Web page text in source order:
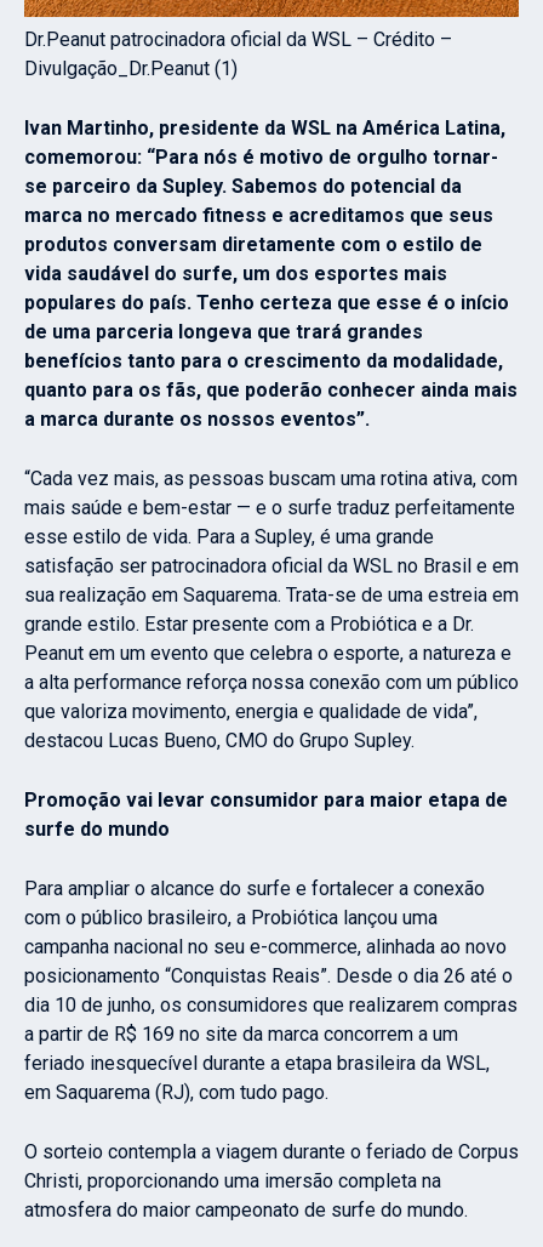
Dr.Peanut patrocinadora oficial da WSL – Crédito –
Divulgação_Dr.Peanut (1)
Ivan Martinho, presidente da WSL na América Latina,
comemorou: “Para nós é motivo de orgulho tornar-
se parceiro da Supley. Sabemos do potencial da
marca no mercado fitness e acreditamos que seus
produtos conversam diretamente com o estilo de
vida saudável do surfe, um dos esportes mais
populares do país. Tenho certeza que esse é o início
de uma parceria longeva que trará grandes
benefícios tanto para o crescimento da modalidade,
quanto para os fãs, que poderão conhecer ainda mais
a marca durante os nossos eventos”.
“Cada vez mais, as pessoas buscam uma rotina ativa, com
mais saúde e bem-estar — e o surfe traduz perfeitamente
esse estilo de vida. Para a Supley, é uma grande
satisfação ser patrocinadora oficial da WSL no Brasil e em
sua realização em Saquarema. Trata-se de uma estreia em
grande estilo. Estar presente com a Probiótica e a Dr.
Peanut em um evento que celebra o esporte, a natureza e
a alta performance reforça nossa conexão com um público
que valoriza movimento, energia e qualidade de vida”,
destacou Lucas Bueno, CMO do Grupo Supley.
Promoção vai levar consumidor para maior etapa de
surfe do mundo
Para ampliar o alcance do surfe e fortalecer a conexão
com o público brasileiro, a Probiótica lançou uma
campanha nacional no seu e-commerce, alinhada ao novo
posicionamento “Conquistas Reais”. Desde o dia 26 até o
dia 10 de junho, os consumidores que realizarem compras
a partir de R$ 169 no site da marca concorrem a um
feriado inesquecível durante a etapa brasileira da WSL,
em Saquarema (RJ), com tudo pago.
O sorteio contempla a viagem durante o feriado de Corpus
Christi, proporcionando uma imersão completa na
atmosfera do maior campeonato de surfe do mundo.